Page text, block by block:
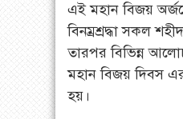
এই মহান বিজয়
বিনম্রশ্রদ্ধা সকল
তারপর বিভিন্ন
মহান বিজয় দিবস
হয়।